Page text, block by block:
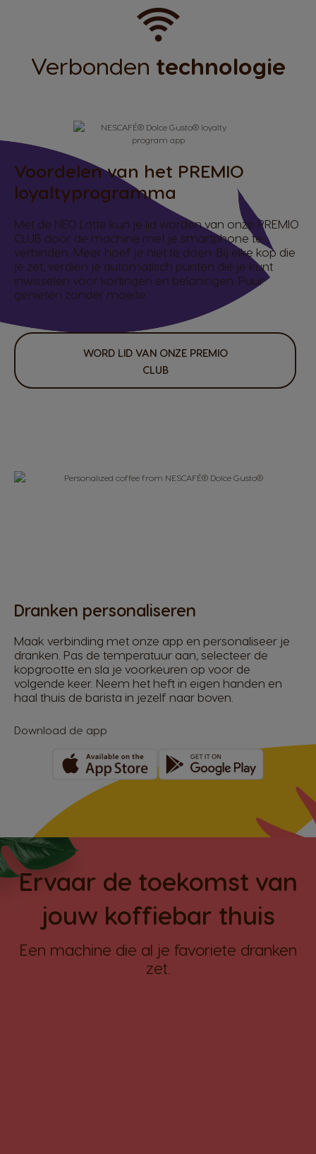
Verbonden technologie
Voordelen van het PREMIO
loyaltyprogramma
Met de NEO Latte kun je lid worden van onze PREMIO
CLUB door de machine met je smartphone te
verbinden. Meer hoef je niet te doen. Bij elke kop die
je zet, verdien je automatisch punten die je kunt
inwisselen voor kortingen en beloningen. Puur
genieten zonder moeite.
WORD LID VAN ONZE PREMIO
CLUB
Dranken personaliseren
Maak verbinding met onze app en personaliseer je
dranken. Pas de temperatuur aan, selecteer de
kopgrootte en sla je voorkeuren op voor de
volgende keer. Neem het heft in eigen handen en
haal thuis de barista in jezelf naar boven.
Download de app
Ervaar de toekomst van
jouw koffiebar thuis
Een machine die al je favoriete dranken
zet.